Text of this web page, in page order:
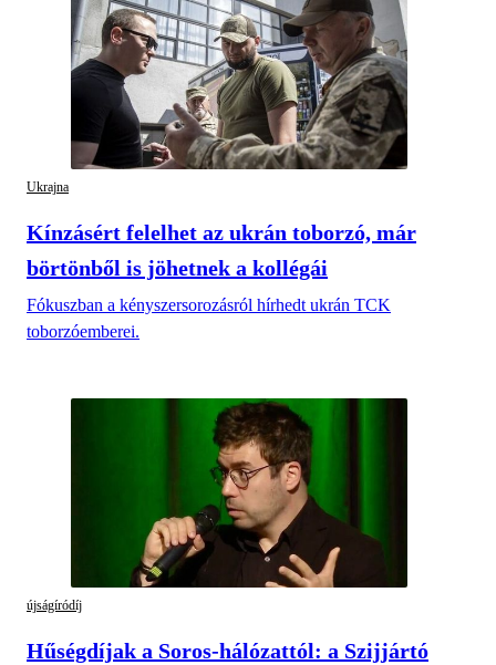
Ukrajna
Kínzásért felelhet az ukrán toborzó, már
börtönből is jöhetnek a kollégái
Fókuszban a kényszersorozásról hírhedt ukrán TCK
toborzóemberei.
újságíródíj
Hűségdíjak a Soros-hálózattól: a Szijjártó